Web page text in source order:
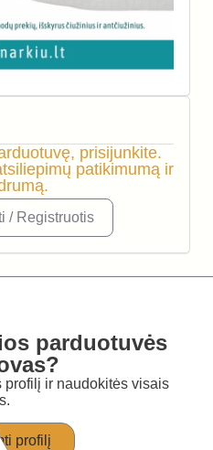
prisijunkite.
patikimumą ir
/ Registruotis
parduotuvės
profilį ir naudokitės visais
profilį